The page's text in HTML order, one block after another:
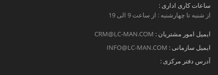
ساعات کاری اداری :
از شنبه تا چهارشنبه : از ساعت 9 الی 19
ایمیل امور مشتریان : CRM@LC-MAN.COM
ایمیل سازمانی : INFO@LC-MAN.COM
آدرس دفتر مرکزی :